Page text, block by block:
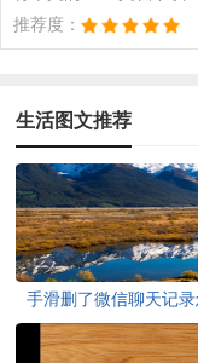
推荐度：
生活图文推荐
手滑删了微信聊天记